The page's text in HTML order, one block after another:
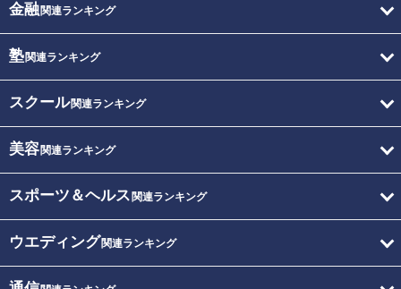
金融関連ランキング
塾関連ランキング
スクール関連ランキング
美容関連ランキング
スポーツ＆ヘルス 関連ランキング
ウエディング関連ランキング